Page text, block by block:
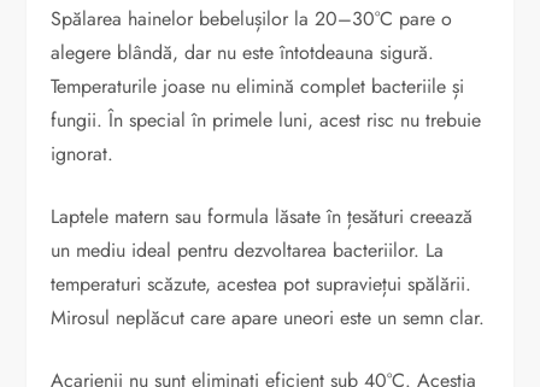
Spălarea hainelor bebelușilor la 20–30°C pare o
alegere blândă, dar nu este întotdeauna sigură.
Temperaturile joase nu elimină complet bacteriile și
fungii. În special în primele luni, acest risc nu trebuie
ignorat.
Laptele matern sau formula lăsate în țesături creează
un mediu ideal pentru dezvoltarea bacteriilor. La
temperaturi scăzute, acestea pot supraviețui spălării.
Mirosul neplăcut care apare uneori este un semn clar.
Acarienii nu sunt eliminați eficient sub 40°C. Aceștia